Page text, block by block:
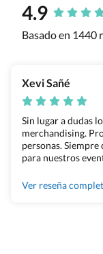
4.9
Basado en 1440
Xevi Sañé
Sin lugar a dudas
merchandising.
personas.
para nuestros
Ver reseña